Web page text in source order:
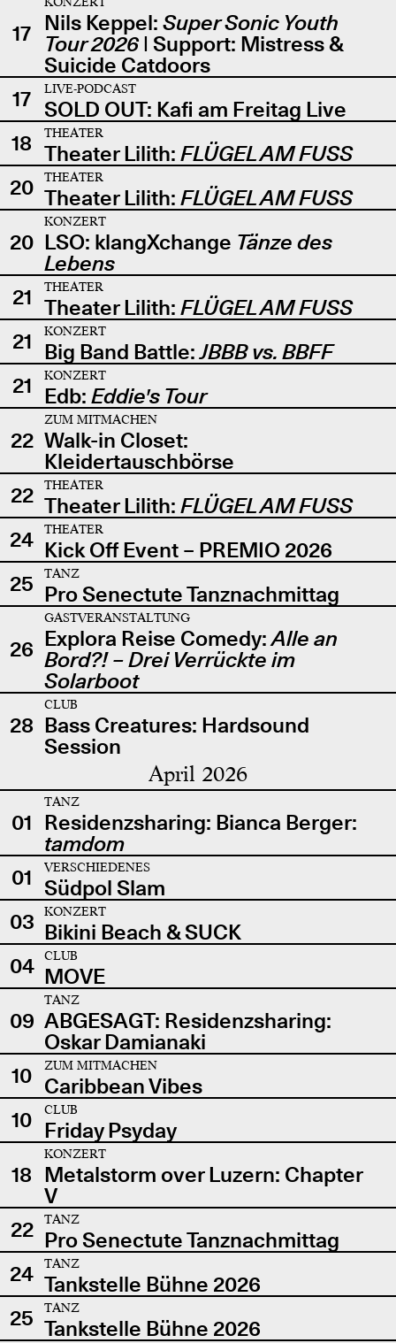
17 Nils Keppel: Super Sonic Youth
Tour 2026| Support: Mistress &
Suicide Catdoors
17
LIVE-PODCAST
SOLD OUT: Kafi am Freitag Live
18
THEATER
Theater Lilith: FLÜGEL AM FUSS
20
THEATER
Theater Lilith: FLÜGEL AM FUSS
20
KONZERT
LSO: klangXchange Tänze des
Lebens
21
THEATER
Theater Lilith: FLÜGEL AM FUSS
21
KONZERT
Big Band Battle:JBBB vs. BBFF
21
KONZERT
Edb: Eddie's Tour
22
ZUM MITMACHEN
Walk-in Closet:
Kleidertauschbörse
22
THEATER
Theater Lilith: FLÜGEL AM FUSS
24
THEATER
Kick Off Event – PREMIO 2026
25
TANZ
Pro Senectute Tanznachmittag
26
GASTVERANSTALTUNG
Explora Reise Comedy:Alle an
Bord?! – Drei Verrückte im
Solarboot
28
CLUB
Bass Creatures: Hardsound
Session
April 2026
01
TANZ
Residenzsharing: Bianca Berger:
tamdom
01
VERSCHIEDENES
Südpol Slam
03
KONZERT
Bikini Beach & SUCK
04
CLUB
MOVE
09
TANZ
ABGESAGT: Residenzsharing:
Oskar Damianaki
10
ZUM MITMACHEN
Caribbean Vibes
10
CLUB
Friday Psyday
18
KONZERT
Metalstorm over Luzern: Chapter
V
22
TANZ
Pro Senectute Tanznachmittag
24
TANZ
Tankstelle Bühne 2026
25
TANZ
Tankstelle Bühne 2026